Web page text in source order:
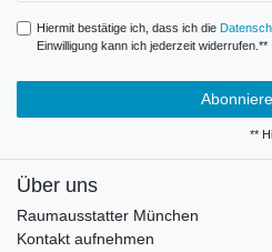
Hiermit bestätige ich, dass ich die
Einwilligung kann ich jederzeit widerrufen.**
**
Über uns
Raumausstatter München
Kontakt aufnehmen